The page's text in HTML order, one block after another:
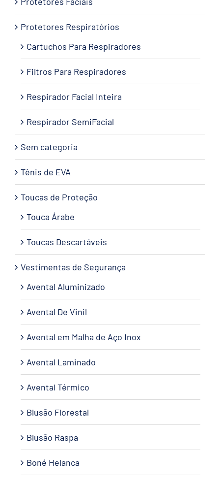
Protetores Respiratórios
Cartuchos Para Respiradores
Filtros Para Respiradores
Respirador Facial Inteira
Respirador SemiFacial
Sem categoria
Tênis de EVA
Toucas de Proteção
Touca Árabe
Toucas Descartáveis
Vestimentas de Segurança
Avental Aluminizado
Avental De Vinil
Avental em Malha de Aço Inox
Avental Laminado
Avental Térmico
Blusão Florestal
Blusão Raspa
Boné Helanca